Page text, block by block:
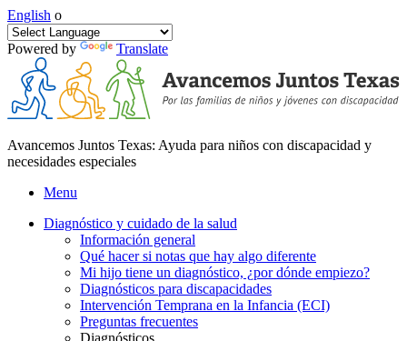
English o
Powered by Translate
Avancemos Juntos Texas: Ayuda para niños con discapacidad y
necesidades especiales
Menu
Diagnóstico y cuidado de la salud
Información general
Qué hacer si notas que hay algo diferente
Mi hijo tiene un diagnóstico, ¿por dónde empiezo?
Diagnósticos para discapacidades
Intervención Temprana en la Infancia (ECI)
Preguntas frecuentes
Diagnósticos